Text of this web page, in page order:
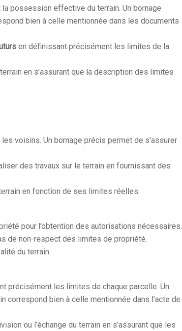
la possession effective du terrain. Un bornage
bien à celle mentionnée dans les documents
en définissant précisément les limites de la
en s’assurant que la description des limites
voisins. Un bornage précis permet de s’assurer
des travaux sur le terrain en fournissant des
en fonction de ses limites réelles.
pour l’obtention des autorisations nécessaires.
de non-respect des limites de propriété.
du terrain.
précisément les limites de chaque parcelle. Un
correspond bien à celle mentionnée dans l’acte de
ou l’échange du terrain en s’assurant que les